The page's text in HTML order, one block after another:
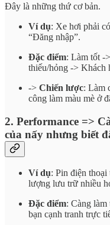
Đây là những thứ cơ bản.
Ví dụ: Xe hơi phải
“Đăng nhập”.
Đặc điểm: Làm tốt -
thiếu/hỏng -> Khách
-> Chiến lược: Làm
công làm màu mè ở
2. Performance =>
của nấy nhưng biết
Ví dụ: Pin điện
lượng lưu trữ nhiều
Đặc điểm: Càng
bạn cạnh tranh trực